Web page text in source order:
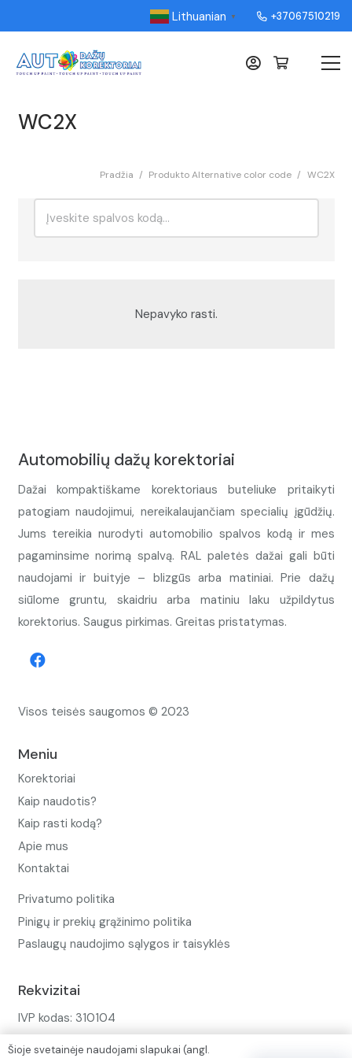
Lithuanian ▼ +37067510219
WC2X
Pradžia / Produkto Alternative color code / WC2X
Nepavyko rasti.
Automobilių dažų korektoriai
Dažai kompaktiškame korektoriaus buteliuke pritaikyti
patogiam naudojimui, nereikalaujančiam specialių įgūdžių.
Jums tereikia nurodyti automobilio spalvos kodą ir mes
pagaminsime norimą spalvą. RAL paletės dažai gali būti
naudojami ir buityje – blizgūs arba matiniai. Prie dažų
siūlome gruntu, skaidriu arba matiniu laku užpildytus
korektorius. Saugus pirkimas. Greitas pristatymas.
Visos teisės saugomos © 2023
Meniu
Korektoriai
Kaip naudotis?
Kaip rasti kodą?
Apie mus
Kontaktai
Privatumo politika
Pinigų ir prekių grąžinimo politika
Paslaugų naudojimo sąlygos ir taisyklės
Rekvizitai
IVP kodas: 310104
Šioje svetainėje naudojami slapukai (angl.